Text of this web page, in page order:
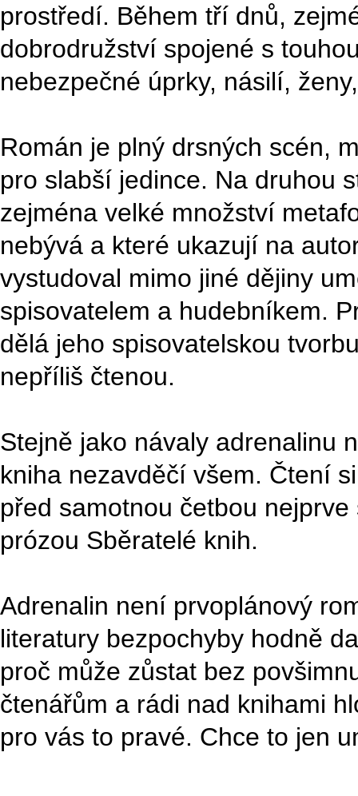
prostředí. Během tří dnů,
dobrodružství spojené s
nebezpečné úprky, násilí,
Román je plný drsných scén,
pro slabší jedince. Na druhou
zejména velké množství
nebývá a které ukazují na
vystudoval mimo jiné dějiny
spisovatelem a hudebníkem.
dělá jeho spisovatelskou
nepříliš čtenou.
Stejně jako návaly adrenalinu
kniha nezavděčí všem. Čtení
před samotnou četbou
prózou Sběratelé knih.
Adrenalin není prvoplánový
literatury bezpochyby hodně
proč může zůstat bez
čtenářům a rádi nad knihami
pro vás to pravé. Chce to jen